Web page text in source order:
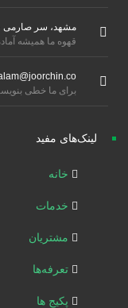
مشهد، سر صارمی ۶۰ پلاک ۲۹
قهوه ما همیشه آماده
salam@joorchin.co
برای ما خطی بنویسید
لینک‌های مفید
خانه
خدمات
مشتریان
تعرفه‌ها
پکیج ها